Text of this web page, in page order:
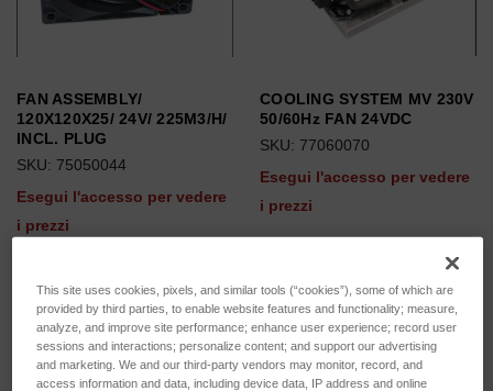
FAN ASSEMBLY/
120X120X25/ 24V/ 225M3/H/
INCL. PLUG
SKU: 75050044
Esegui l'accesso per vedere
i prezzi
COOLING SYSTEM MV 230V
50/60Hz FAN 24VDC
SKU: 77060070
Esegui l'accesso per vedere
i prezzi
This site uses cookies, pixels, and similar tools (“cookies”), some of which are
provided by third parties, to enable website features and functionality; measure,
analyze, and improve site performance; enhance user experience; record user
sessions and interactions; personalize content; and support our advertising
and marketing. We and our third-party vendors may monitor, record, and
access information and data, including device data, IP address and online